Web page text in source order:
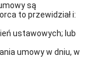
są
to przewidział i:
ustawowych; lub
umowy w dniu, w